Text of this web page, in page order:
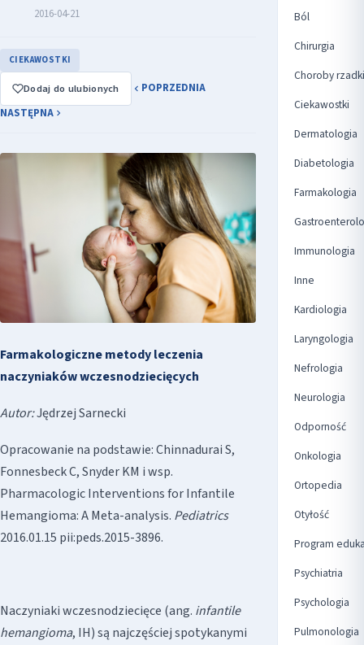
2016-04-21
CIEKAWOSTKI
Dodaj do ulubionych
POPRZEDNIA
NASTĘPNA
Farmakologiczne metody leczenia
naczyniaków wczesnodziecięcych
Autor:Jędrzej Sarnecki
Opracowanie na podstawie: Chinnadurai S,
Fonnesbeck C, Snyder KM i wsp.
Pharmacologic Interventions for Infantile
Hemangioma: A Meta-analysis. Pediatrics
2016.01.15 pii:peds.2015-3896.
Naczyniaki wczesnodziecięce (ang. infantile
hemangioma, IH) są najczęściej spotykanymi
Ból
Chirurgia
Choroby
Ciekawostki
Dermatologia
Diabetologia
Farmakologia
Immunologia
Inne
Kardiologia
Laryngologia
Nefrologia
Neurologia
Odporność
Onkologia
Ortopedia
Otyłość
Program
Psychiatria
Psychologia
Pulmonologia